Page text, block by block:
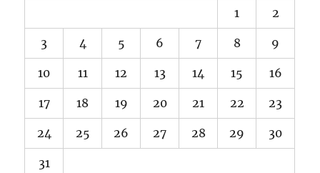
1 2
3 4 5 6 7 8 9
10 11 12 13 14 15 16
17 18 19 20 21 22 23
24 25 26 27 28 29 30
31